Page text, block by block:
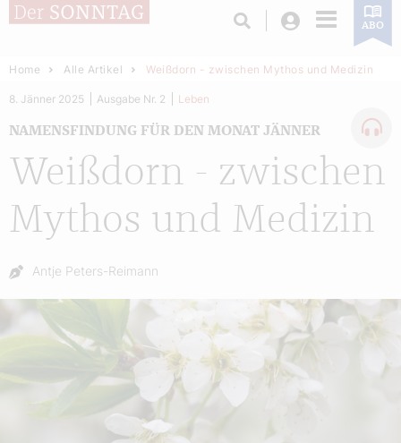
Login ABO
Home Alle Artikel Weißdorn - zwischen Mythos und Medizin
Weißdorn - zwischen
Mythos und Medizin
NAMENSFINDUNG FÜR DEN MONAT JÄNNER
8. Jänner 2025 Ausgabe Nr. 2 Leben
Autor:
Antje Peters-Reimann